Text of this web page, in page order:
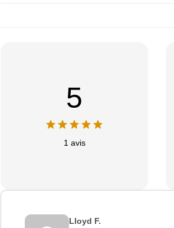
5
1 avis
Lloyd F.